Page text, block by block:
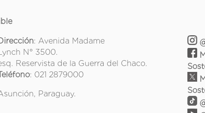
: Avenida Madame
N° 3500.
Reservista de la Guerra del Chaco.
: 021 2879000
Paraguay.